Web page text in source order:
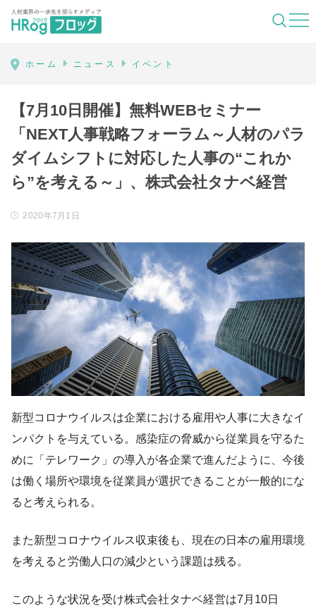
HRog | 人材業界の一歩先を照らすメディ
ホーム ニュース イベント
【7月10日開催】無料WEBセミナー
「NEXT人事戦略フォーラム～人材のパラ
ダイムシフトに対応した人事の“これか
ら”を考える～」、株式会社タナベ経営
2020年7月1日
新型コロナウイルスは企業における雇用や人事に大きなイ
ンパクトを与えている。感染症の脅威から従業員を守るた
めに「テレワーク」の導入が各企業で進んだように、今後
は働く場所や環境を従業員が選択できることが一般的にな
ると考えられる。
また新型コロナウイルス収束後も、現在の日本の雇用環境
を考えると労働人口の減少という課題は残る。
このような状況を受け株式会社タナベ経営は7月10日